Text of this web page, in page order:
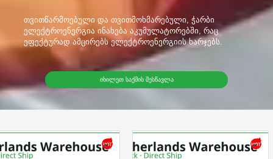
თვითწარმოებული და თვითმოხმარებული, ჭარბი
ელექტროენერგია ინახება აკუმულატორებში, რაც
ეფექტურად ამცირებს ელექტროენერგიის ხარჯებს.
ᲘᲮᲘᲚᲔᲗ ᲡᲐᲥᲛᲘᲡ ᲨᲔᲡᲬᲐᲕᲚᲐ